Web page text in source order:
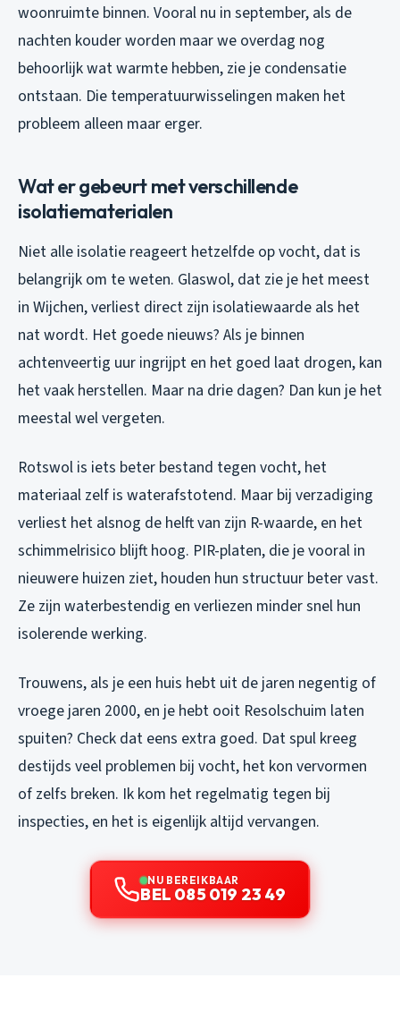
woonruimte binnen. Vooral nu in september, als de
nachten kouder worden maar we overdag nog
behoorlijk wat warmte hebben, zie je condensatie
ontstaan. Die temperatuurwisselingen maken het
probleem alleen maar erger.
Wat er gebeurt met verschillende
isolatiematerialen
Niet alle isolatie reageert hetzelfde op vocht, dat is
belangrijk om te weten. Glaswol, dat zie je het meest
in Wijchen, verliest direct zijn isolatiewaarde als het
nat wordt. Het goede nieuws? Als je binnen
achtenveertig uur ingrijpt en het goed laat drogen, kan
het vaak herstellen. Maar na drie dagen? Dan kun je het
meestal wel vergeten.
Rotswol is iets beter bestand tegen vocht, het
materiaal zelf is waterafstotend. Maar bij verzadiging
verliest het alsnog de helft van zijn R-waarde, en het
schimmelrisico blijft hoog. PIR-platen, die je vooral in
nieuwere huizen ziet, houden hun structuur beter vast.
Ze zijn waterbestendig en verliezen minder snel hun
isolerende werking.
Trouwens, als je een huis hebt uit de jaren negentig of
vroege jaren 2000, en je hebt ooit Resolschuim laten
spuiten? Check dat eens extra goed. Dat spul kreeg
destijds veel problemen bij vocht, het kon vervormen
of zelfs breken. Ik kom het regelmatig tegen bij
inspecties, en het is eigenlijk altijd vervangen.
NU BEREIKBAAR
BEL 085 019 23 49